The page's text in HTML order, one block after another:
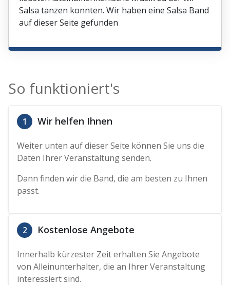
Salsa tanzen konnten. Wir haben eine Salsa Band
auf dieser Seite gefunden
So funktioniert's
1 Wir helfen Ihnen
Weiter unten auf dieser Seite können Sie uns die
Daten Ihrer Veranstaltung senden.
Dann finden wir die Band, die am besten zu Ihnen
passt.
2 Kostenlose Angebote
Innerhalb kürzester Zeit erhalten Sie Angebote
von Alleinunterhalter, die an Ihrer Veranstaltung
interessiert sind.